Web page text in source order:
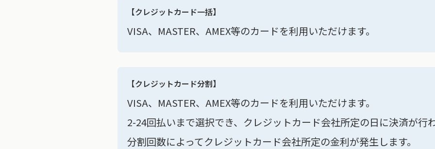
【クレジットカード一括】
VISA、MASTER、AMEX等のカードを利用いただけます。
【クレジットカード分割】
VISA、MASTER、AMEX等のカードを利用いただけます。
2-24回払いまで選択でき、クレジットカード会社所定の日に決済が行
分割回数によってクレジットカード会社所定の金利が発生します。